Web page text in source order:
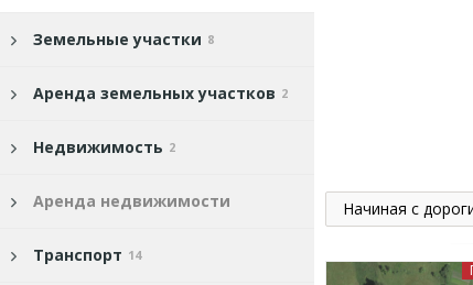
Земельные участки 8
Аренда земельных участков 2
Недвижимость 2
Аренда недвижимости
Транспорт 14
Начиная с